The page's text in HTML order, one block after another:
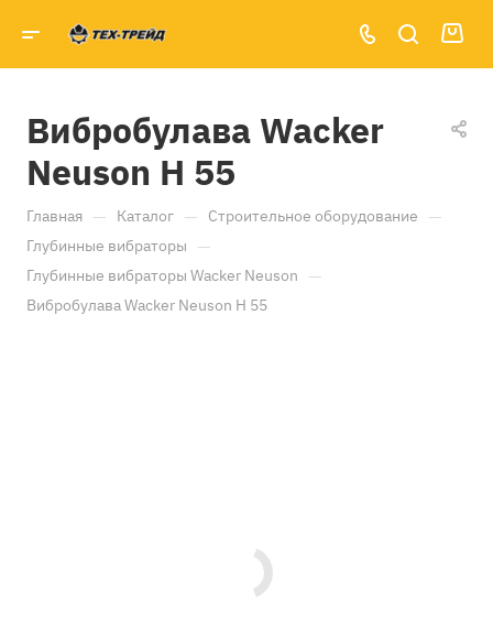
Вибробулава Wacker
Neuson H 55
Главная — Каталог — Строительное оборудование —
Глубинные вибраторы —
Глубинные вибраторы Wacker Neuson —
Вибробулава Wacker Neuson H 55